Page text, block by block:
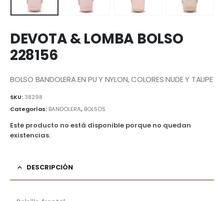
DEVOTA & LOMBA BOLSO
228156
BOLSO BANDOLERA EN PU Y NYLON, COLORES NUDE Y TAUPE
SKU:38298
Categorías: BANDOLERA, BOLSOS
Este producto no está disponible porque no quedan
existencias.
DESCRIPCIÓN